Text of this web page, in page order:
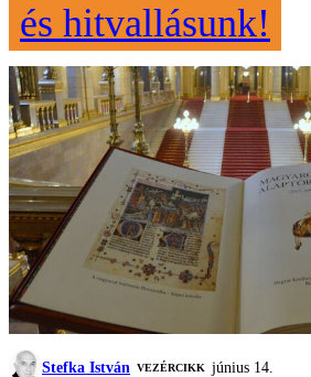
és hitvallásunk!
Stefka István VEZÉRCIKK június 14.